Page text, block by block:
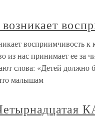
восприимчивость
из нас принимает ее за
слова: «Детей должно
малышам